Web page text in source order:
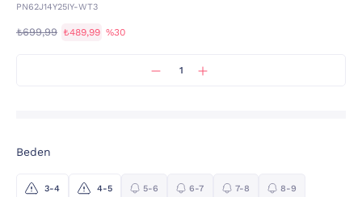
PN62J14Y25IY-WT3
₺699,99 ₺489,99 %30
Beden
3-4 4-5 5-6 6-7 7-8 8-9